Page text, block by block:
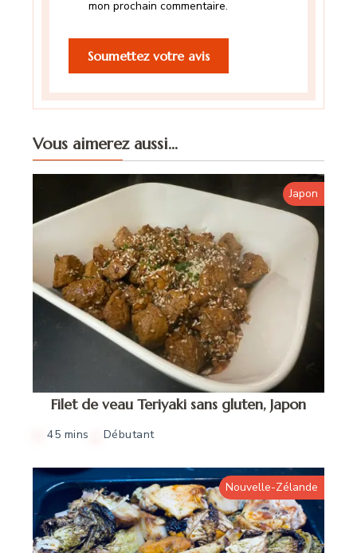
mon prochain commentaire.
Vous aimerez aussi...
Japon
Filet de veau Teriyaki sans gluten, Japon
45 mins Débutant
Nouvelle-Zélande